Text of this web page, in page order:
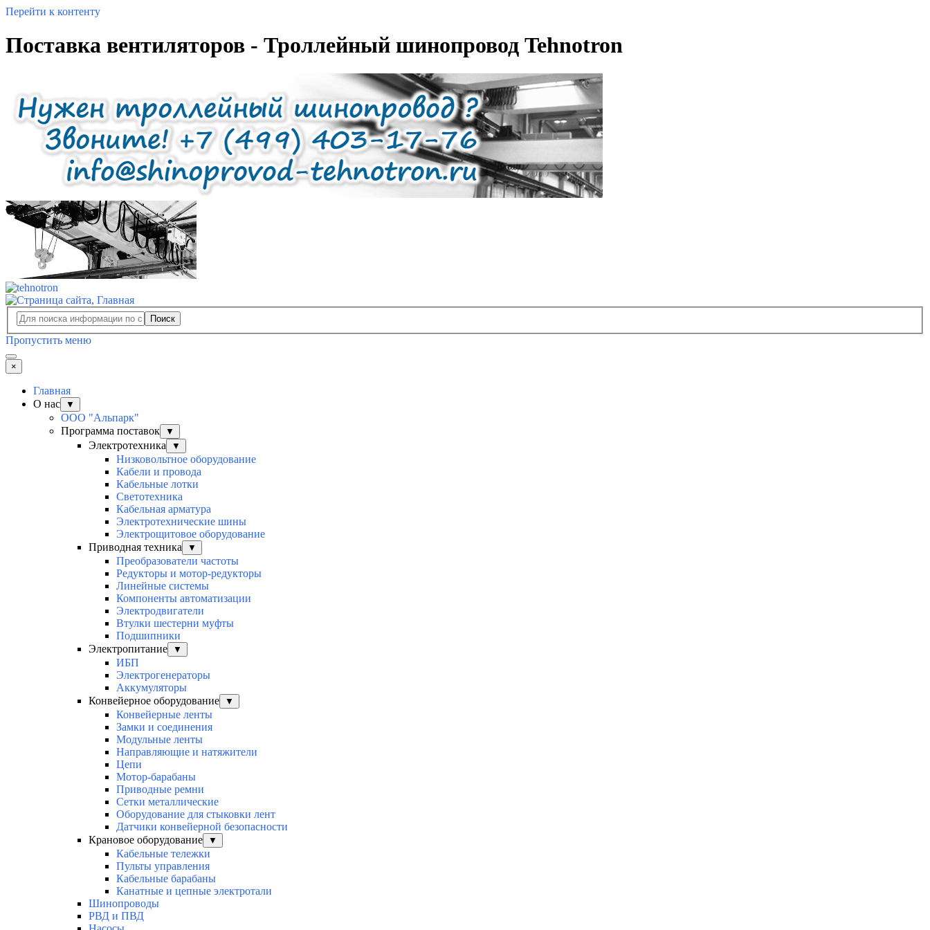
Перейти к контенту
Поставка вентиляторов - Троллейный шинопровод Tehnotron
Поиск
Пропустить меню
×
Главная
О нас
▼
ООО "Альпарк"
Программа поставок
▼
Электротехника ▼
Низковольтное оборудование
Кабели и провода
Кабельные лотки
Светотехника
Кабельная арматура
Электротехнические шины
Электрощитовое оборудование
Приводная техника
▼
Преобразователи частоты
Редукторы и мотор-редукторы
Линейные системы
Компоненты автоматизации
Электродвигатели
Втулки шестерни муфты
Подшипники
Электропитание
▼
ИБП
Электрогенераторы
Аккумуляторы
Конвейерное оборудование
▼
Конвейерные ленты
Замки и соединения
Модульные ленты
Направляющие и натяжители
Цепи
Мотор-барабаны
Приводные ремни
Сетки металлические
Оборудование для стыковки лент
Датчики конвейерной безопасности
Крановое оборудование
▼
Кабельные тележки
Пульты управления
Кабельные барабаны
Канатные и цепные электротали
Шинопроводы
РВД и ПВД